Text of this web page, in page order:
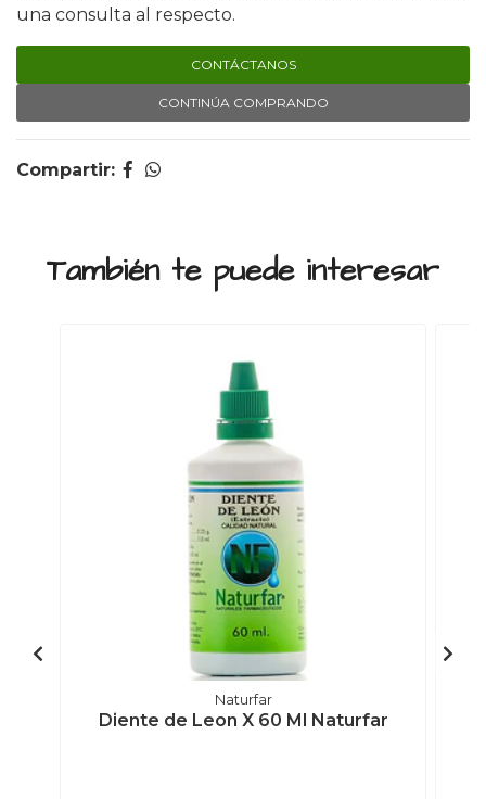
una consulta al respecto.
CONTÁCTANOS
CONTINÚA COMPRANDO
Compartir:
También te puede interesar
Naturfar
Diente de Leon X 60 Ml Naturfar